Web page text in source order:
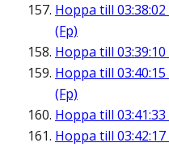
Hoppa till 03:38:02
(Fp)
Hoppa till 03:39:10
Hoppa till 03:40:15
(Fp)
Hoppa till 03:41:33
Hoppa till 03:42:17